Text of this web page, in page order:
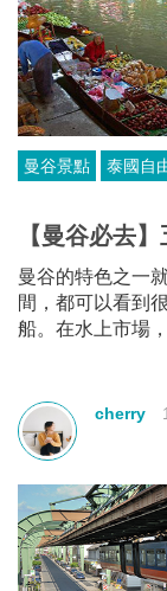
曼谷景點 泰國自
【曼谷必去
曼谷的特色之一
間，都可以看到
船。在水上市場
cherry